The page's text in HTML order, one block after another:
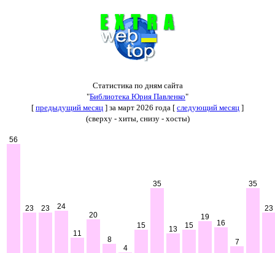
Статистика по дням сайта
"Библиотека Юрия Павленко"
[ предыдущий месяц ] за март 2026 года [ следующий месяц ]
(сверху - хиты, снизу - хосты)
56
23 23 24
11
20
8
4
15
35
13 15
19
16
7
35
23